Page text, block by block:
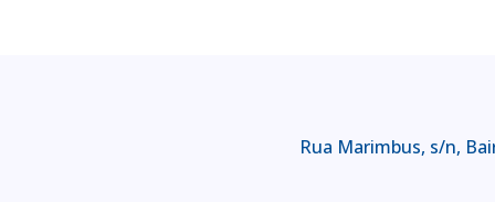
Rua Marimbus, s/n,